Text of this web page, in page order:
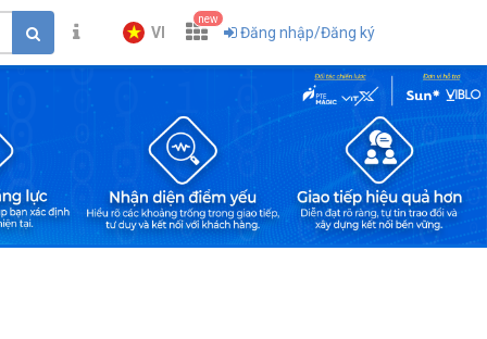
VI
new
Đăng nhập/Đăng ký